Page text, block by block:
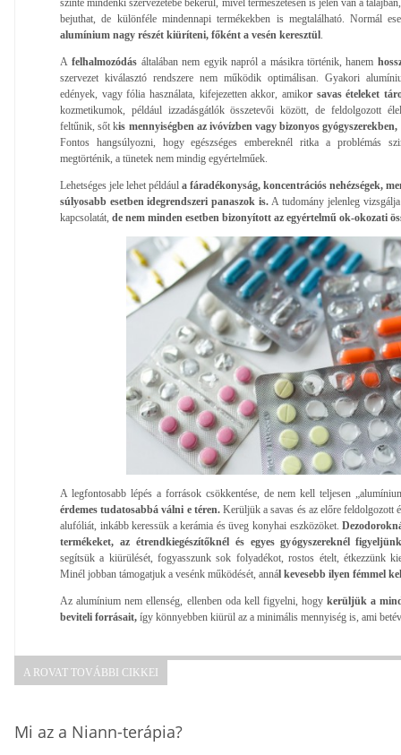
bejuthat, de különféle mindennapi termékekben is megtalálható. Normál
alumínium nagy részét kiüríteni, főként a vesén keresztül
A felhalmozódás általában nem egyik napról a másikra történik, hanem
szervezet kiválasztó rendszere nem működik optimálisan. Gyakori
edények, vagy fólia használata, kifejezetten akkor, amikor savas ételeket
kozmetikumok, például izzadásgátlók összetevői között, de feldolgozott
feltűnik, sőt kis mennyiségben az ivóvízben vagy bizonyos
Fontos hangsúlyozni, hogy egészséges embereknél ritka a problémás
megtörténik, a tünetek nem mindig egyértelműek.
Lehetséges jele lehet például a fáradékonyság, koncentrációs nehézségek,
súlyosabb esetben idegrendszeri panaszok is. A tudomány jelenleg
kapcsolatát, de nem minden esetben bizonyított az egyértelmű ok-okozati
A legfontosabb lépés a források csökkentése, de nem kell teljesen
érdemes tudatosabbá válni e téren.Kerüljük a savas és az előre feldolgozott
alufóliát, inkább keressük a kerámia és üveg konyhai eszközöket.
termékeket, az étrendkiegészítőknél és egyes gyógyszereknél
segítsük a kiürülését, fogyasszunk sok folyadékot, rostos ételt, étkezzünk
Minél jobban támogatjuk a vesénk működését, annál kevesebb ilyen fémmel
Az alumínium nem ellenség, ellenben oda kell figyelni, hogy kerüljük a
beviteli forrásait, így könnyebben kiürül az a minimális mennyiség is, ami
A ROVAT TOVÁBBI CIKKEI
Mi az a Niann-terápia?